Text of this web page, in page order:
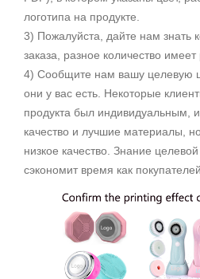
логотипа на продукте.
3) Пожалуйста, дайте нам знать
заказа, разное количество
4) Сообщите нам вашу целевую
они у вас есть. Некоторые
продукта был индивидуальным,
качество и лучшие материалы,
низкое качество. Знание
сэкономит время как